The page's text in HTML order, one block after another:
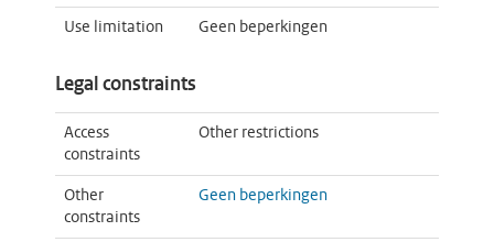
Use limitation Geen beperkingen
Legal constraints
Access
constraints
Other restrictions
Other
constraints
Geen beperkingen